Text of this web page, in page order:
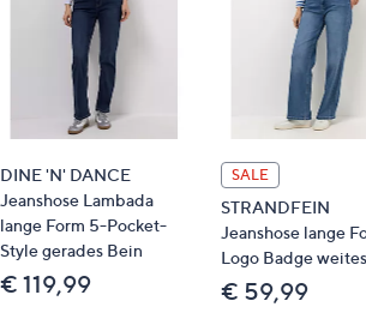
DINE 'N' DANCE
Jeanshose Lambada
lange Form 5-Pocket-
Style gerades Bein
€ 119,99
SALE
STRANDFEIN
Jeanshose lange
Logo Badge
€ 59,99